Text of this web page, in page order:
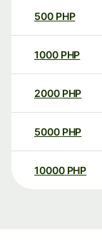
500 PHP
1000 PHP
2000 PHP
5000 PHP
10000 PHP